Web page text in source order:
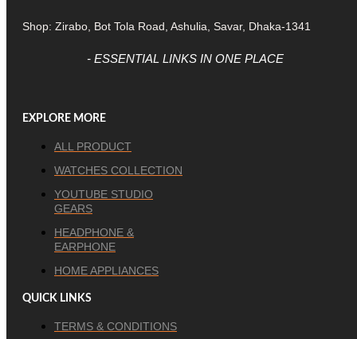
Shop: Zirabo, Bot Tola Road, Ashulia, Savar, Dhaka-1341
- ESSENTIAL LINKS IN ONE PLACE
EXPLORE MORE
ALL PRODUCT
WATCHES COLLECTION
YOUTUBE STUDIO
GEARS
HEADPHONE &
EARPHONE
HOME APPLIANCES
QUICK LINKS
TERMS & CONDITIONS